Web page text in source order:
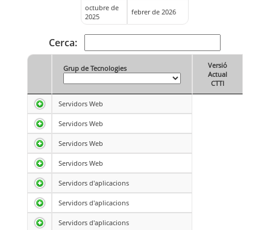
octubre de
2025
febrer de 2026
Cerca:
Grup de Tecnologies
Versió
Actual
CTTI
Servidors Web
Servidors Web
Servidors Web
Servidors Web
Servidors d'aplicacions
Servidors d'aplicacions
Servidors d'aplicacions